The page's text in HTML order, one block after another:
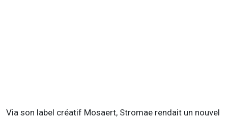
Via son label créatif Mosaert, Stromae rendait un nouvel